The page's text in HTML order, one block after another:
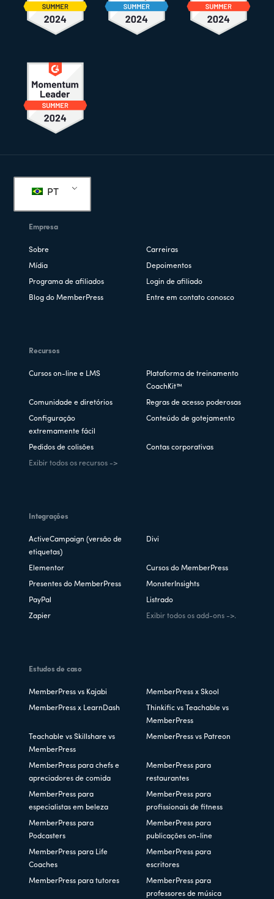
PT
Empresa
Sobre Carreiras
Mídia Depoimentos
Programa de afiliados Login de afiliado
Blog do MemberPress Entre em contato conosco
Recursos
Cursos on-line e LMS
Plataforma de treinamento
CoachKit™
Comunidade e diretórios Regras de acesso poderosas
Configuração
extremamente fácil
Conteúdo de gotejamento
Pedidos de colisões Contas corporativas
Exibir todos os recursos ->
Integrações
ActiveCampaign (versão de
etiquetas)
Divi
Elementor Cursos do MemberPress
Presentes do MemberPress MonsterInsights
PayPal Listrado
Zapier Exibir todos os add-ons ->.
Estudos de caso
MemberPress vs Kajabi MemberPress x Skool
MemberPress x LearnDash
Thinkific vs Teachable vs
MemberPress
Teachable vs Skillshare vs
MemberPress
MemberPress vs Patreon
MemberPress para chefs e
apreciadores de comida
MemberPress para
restaurantes
MemberPress para
especialistas em beleza
MemberPress para
profissionais de fitness
MemberPress para
Podcasters
MemberPress para
publicações on-line
MemberPress para Life
Coaches
MemberPress para
escritores
MemberPress para tutores
MemberPress para
professores de música